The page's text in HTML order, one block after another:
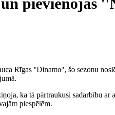
un pievienojas
Rīgas ''Dinamo'', šo sezonu
ka tā pārtraukusi sadarbību
piespēlēm.